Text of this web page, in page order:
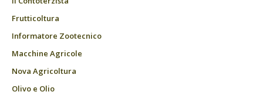
Frutticoltura
Informatore Zootecnico
Macchine Agricole
Nova Agricoltura
Olivo e Olio